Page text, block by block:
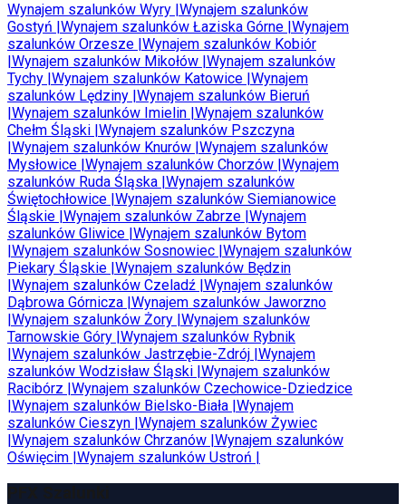
Wynajem szalunków Wyry Wynajem szalunków
Gostyń Wynajem szalunków Łaziska Górne Wynajem
szalunków Orzesze Wynajem szalunków Kobiór
Wynajem szalunków Mikołów Wynajem szalunków
Tychy Wynajem szalunków Katowice Wynajem
szalunków Lędziny Wynajem szalunków Bieruń
Wynajem szalunków Imielin Wynajem szalunków
Chełm Śląski Wynajem szalunków Pszczyna
Wynajem szalunków Knurów Wynajem szalunków
Mysłowice Wynajem szalunków Chorzów Wynajem
szalunków Ruda Śląska Wynajem szalunków
Świętochłowice Wynajem szalunków Siemianowice
Śląskie Wynajem szalunków Zabrze Wynajem
szalunków Gliwice Wynajem szalunków Bytom
Wynajem szalunków Sosnowiec Wynajem szalunków
Piekary Śląskie Wynajem szalunków Będzin
Wynajem szalunków Czeladź Wynajem szalunków
Dąbrowa Górnicza Wynajem szalunków Jaworzno
Wynajem szalunków Żory Wynajem szalunków
Tarnowskie Góry Wynajem szalunków Rybnik
Wynajem szalunków Jastrzębie-Zdrój Wynajem
szalunków Wodzisław Śląski Wynajem szalunków
Racibórz Wynajem szalunków Czechowice-Dziedzice
Wynajem szalunków Bielsko-Biała Wynajem
szalunków Cieszyn Wynajem szalunków Żywiec
Wynajem szalunków Chrzanów Wynajem szalunków
Oświęcim Wynajem szalunków Ustroń